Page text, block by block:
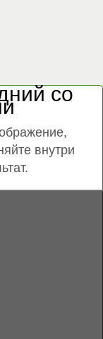
со
внутри